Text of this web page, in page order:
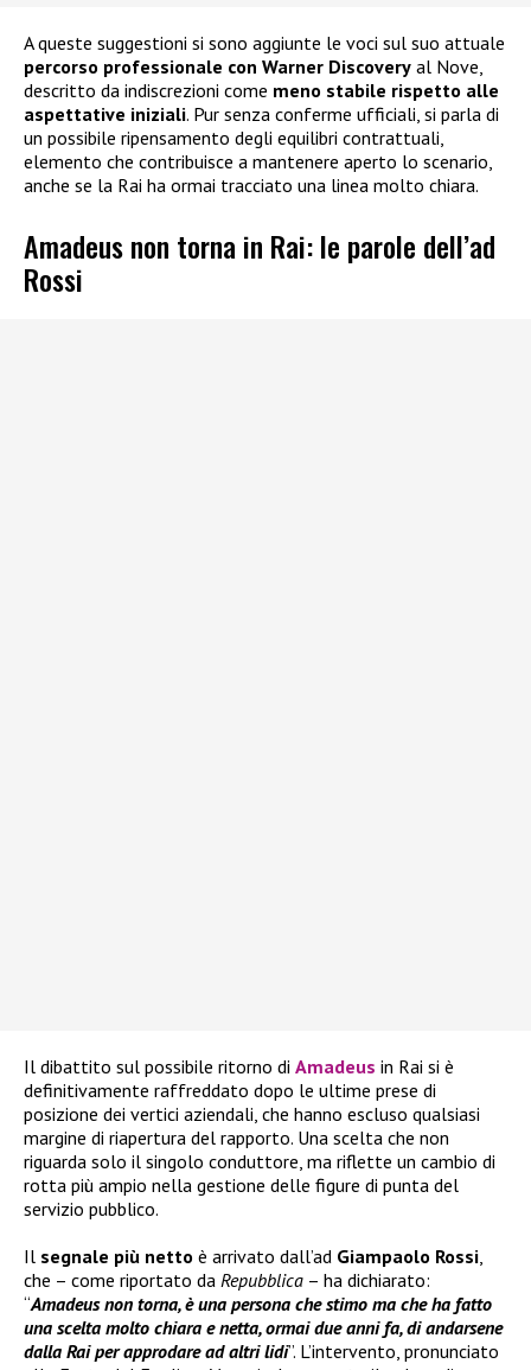
A queste suggestioni si sono aggiunte le voci sul suo attuale
percorso professionale con Warner Discovery al Nove,
descritto da indiscrezioni come meno stabile rispetto alle
aspettative iniziali. Pur senza conferme ufficiali, si parla di
un possibile ripensamento degli equilibri contrattuali,
elemento che contribuisce a mantenere aperto lo scenario,
anche se la Rai ha ormai tracciato una linea molto chiara.
Amadeus non torna in Rai: le parole dell’ad
Rossi
Il dibattito sul possibile ritorno di Amadeus in Rai si è
definitivamente raffreddato dopo le ultime prese di
posizione dei vertici aziendali, che hanno escluso qualsiasi
margine di riapertura del rapporto. Una scelta che non
riguarda solo il singolo conduttore, ma riflette un cambio di
rotta più ampio nella gestione delle figure di punta del
servizio pubblico.
Il segnale più netto è arrivato dall’ad Giampaolo Rossi
che – come riportato da Repubblica – ha dichiarato:
“Amadeus non torna, è una persona che stimo ma che ha fatto
una scelta molto chiara e netta, ormai due anni fa, di andarsene
dalla Rai per approdare ad altri lidi”. L’intervento, pronunciato